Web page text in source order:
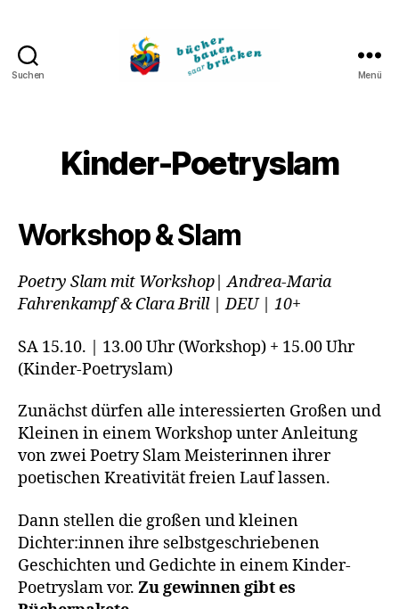
Suchen Menü
Kinder-Poetryslam
Workshop & Slam
Poetry Slam mit Workshop| Andrea-Maria
Fahrenkampf & Clara Brill | DEU | 10+
SA 15.10. | 13.00 Uhr (Workshop) + 15.00 Uhr
(Kinder-Poetryslam)
Zunächst dürfen alle interessierten Großen und
Kleinen in einem Workshop unter Anleitung
von zwei Poetry Slam Meisterinnen ihrer
poetischen Kreativität freien Lauf lassen.
Dann stellen die großen und kleinen
Dichter:innen ihre selbstgeschriebenen
Geschichten und Gedichte in einem Kinder-
Poetryslam vor. Zu gewinnen gibt es